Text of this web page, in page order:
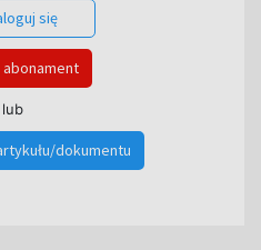
się
lub
dokumentu